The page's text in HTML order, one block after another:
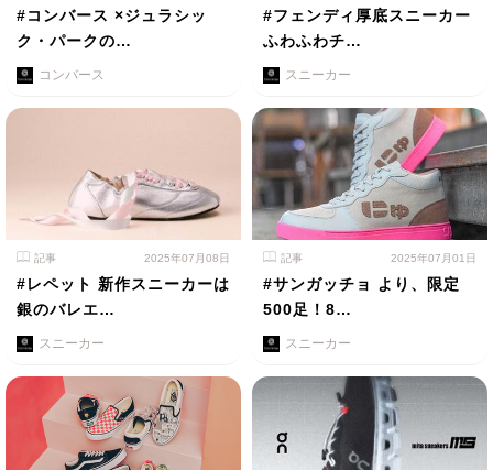
#コンバース ×ジュラシッ
ク・パークの…
コンバース
#フェンディ厚底スニーカー
ふわふわチ…
スニーカー
記事 2025年07月08日
#レペット 新作スニーカーは
銀のバレエ…
スニーカー
記事 2025年07月01日
#サンガッチョ より、限定
500足！8…
スニーカー